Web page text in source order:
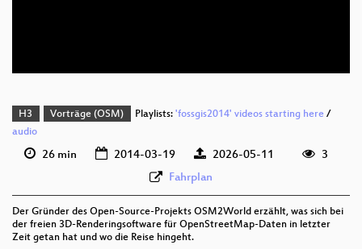
H3 Vorträge (OSM) Playlists: 'fossgis2014' videos starting here/
audio
26 min 2014-03-19 2026-05-11
3
Fahrplan
Der Gründer des Open-Source-Projekts OSM2World erzählt, was sich bei
der freien 3D-Renderingsoftware für OpenStreetMap-Daten in letzter
Zeit getan hat und wo die Reise hingeht.